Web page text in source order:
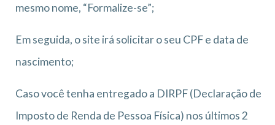
mesmo nome, “Formalize-se”;
Em seguida, o site irá solicitar o seu CPF e data de
nascimento;
Caso você tenha entregado a DIRPF (Declaração de
Imposto de Renda de Pessoa Física) nos últimos 2